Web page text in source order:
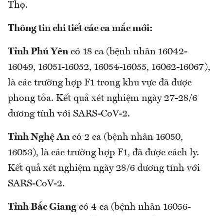
Thọ.
Thông tin chi tiết các ca mắc mới:
Tỉnh Phú Yêncó 18 ca (bệnh nhân 16042-
16049, 16051-16052, 16054-16055, 16062-16067),
là các trường hợp F1 trong khu vực đã được
phong tỏa. Kết quả xét nghiệm ngày 27-28/6
dương tính với SARS-CoV-2.
Tỉnh Nghệ Ancó 2 ca (bệnh nhân 16050,
16053), là các trường hợp F1, đã được cách ly.
Kết quả xét nghiệm ngày 28/6 dương tính với
SARS-CoV-2.
Tỉnh Bắc Giang có 4 ca (bệnh nhân 16056-